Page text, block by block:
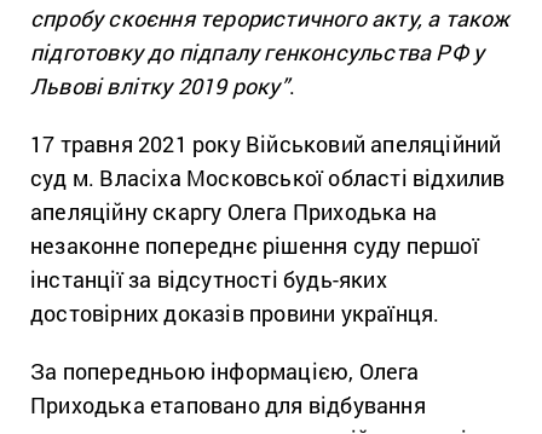
спробу скоєння терористичного акту, а також
підготовку до підпалу генконсульства РФ у
Львові влітку 2019 року”.
17 травня 2021 року Військовий апеляційний
суд м. Власіха Московської області відхилив
апеляційну скаргу Олега Приходька на
незаконне попереднє рішення суду першої
інстанції за відсутності будь-яких
достовірних доказів провини українця.
За попередньою інформацією, Олега
Приходька етаповано для відбування